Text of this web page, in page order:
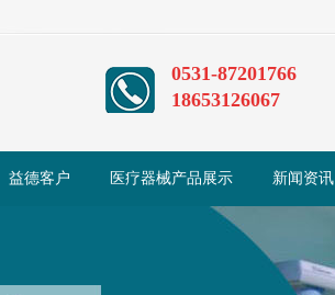
0531-87201766
18653126067
益德客户 医疗器械产品展示 新闻资讯